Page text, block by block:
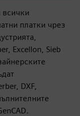
всички
платки чрез
Excellon, Sieb
DXF,